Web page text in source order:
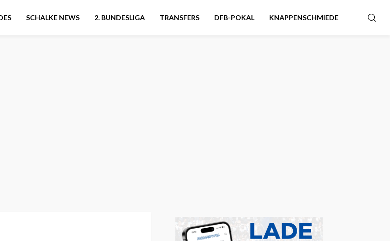
SCHALKE NEWS 2. BUNDESLIGA TRANSFERS DFB-POKAL KNAPPENSCHMIEDE